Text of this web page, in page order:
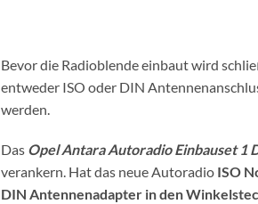
Bevor die Radioblende einbaut wird
entweder ISO oder DIN
werden.
Das Opel Antara Autoradio Einbauset 1
verankern. Hat das neue Autoradio ISO
DIN Antennenadapter in den